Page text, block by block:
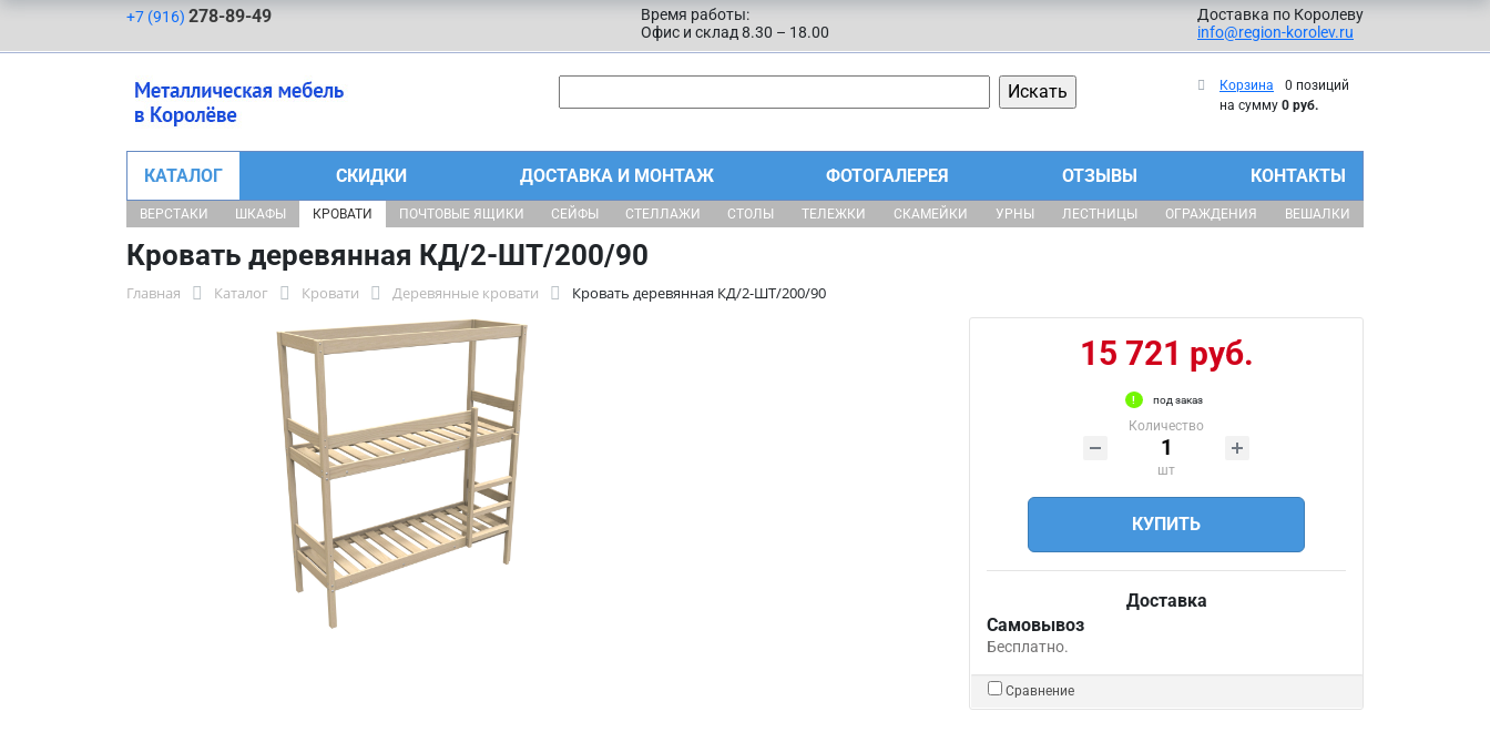
+7 (916) 278-89-49
Время работы:
Офис и склад 8.30 – 18.00
Доставка по Королеву
info@region-korolev.ru
Корзина
0 позиций
на сумму 0 руб.
КАТАЛОГ СКИДКИ ДОСТАВКА И МОНТАЖ ФОТОГАЛЕРЕЯ ОТЗЫВЫ КОНТАКТЫ
ВЕРСТАКИ ШКАФЫ КРОВАТИ ПОЧТОВЫЕ ЯЩИКИ СЕЙФЫ СТЕЛЛАЖИ СТОЛЫ ТЕЛЕЖКИ СКАМЕЙКИ УРНЫ ЛЕСТНИЦЫ ОГРАЖДЕНИЯ ВЕШАЛКИ
Кровать деревянная КД/2-ШТ/200/90
Главная Каталог Кровати Деревянные кровати Кровать деревянная КД/2-ШТ/200/90
15 721 руб.
под заказ
Количество
шт
КУПИТЬ
Доставка
Самовывоз
Бесплатно.
Сравнение